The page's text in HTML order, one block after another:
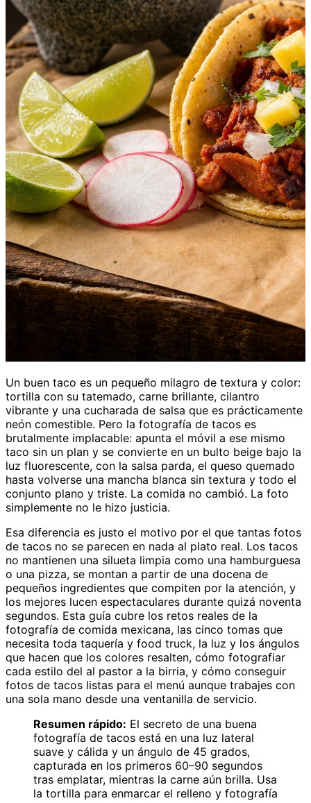
Un buen taco es un pequeño milagro de textura y color:
tortilla con su tatemado, carne brillante, cilantro
vibrante y una cucharada de salsa que es prácticamente
neón comestible. Pero la fotografía de tacos es
brutalmente implacable: apunta el móvil a ese mismo
taco sin un plan y se convierte en un bulto beige bajo la
luz fluorescente, con la salsa parda, el queso quemado
hasta volverse una mancha blanca sin textura y todo el
conjunto plano y triste. La comida no cambió. La foto
simplemente no le hizo justicia.
Esa diferencia es justo el motivo por el que tantas fotos
de tacos no se parecen en nada al plato real. Los tacos
no mantienen una silueta limpia como una hamburguesa
o una pizza, se montan a partir de una docena de
pequeños ingredientes que compiten por la atención, y
los mejores lucen espectaculares durante quizá noventa
segundos. Esta guía cubre los retos reales de la
fotografía de comida mexicana, las cinco tomas que
necesita toda taquería y food truck, la luz y los ángulos
que hacen que los colores resalten, cómo fotografiar
cada estilo del al pastor a la birria, y cómo conseguir
fotos de tacos listas para el menú aunque trabajes con
una sola mano desde una ventanilla de servicio.
Resumen rápido: El secreto de una buena
fotografía de tacos está en una luz lateral
suave y cálida y un ángulo de 45 grados,
capturada en los primeros 60–90 segundos
tras emplatar, mientras la carne aún brilla. Usa
la tortilla para enmarcar el relleno y fotografía